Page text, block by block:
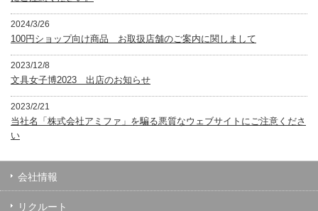
2024/3/26
100円ショップ向け商品 お取扱店舗のご案内に関しまして
2023/12/8
文具女子博2023 出店のお知らせ
2023/2/21
当社名「株式会社アミファ」を騙る悪質なウェブサイトにご注意くださ
い
会社情報
リクルート